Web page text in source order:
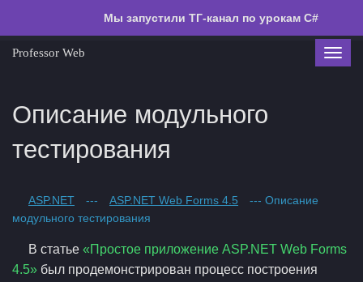
Мы запустили ТГ-канал по урокам C#
Professor Web
Описание модульного
тестирования
ASP.NET --- ASP.NET Web Forms 4.5
--- Описание
модульного тестирования
В статье «Простое приложение ASP.NET Web Forms
4.5» был продемонстрирован процесс построения